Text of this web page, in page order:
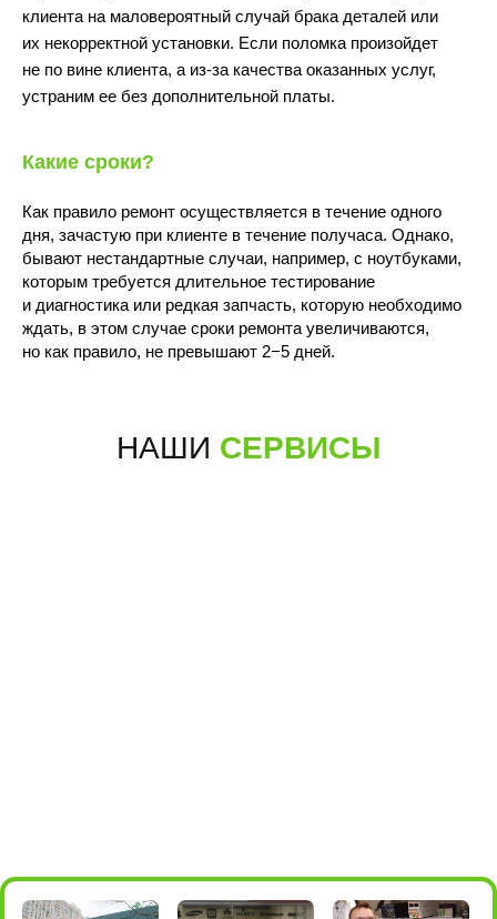
клиента на маловероятный случай брака деталей или
их некорректной установки. Если поломка произойдет
не по вине клиента, а из-за качества оказанных услуг,
устраним ее без дополнительной платы.
Какие сроки?
Как правило ремонт осуществляется в течение одного
дня, зачастую при клиенте в течение получаса. Однако,
бывают нестандартные случаи, например, с ноутбуками,
которым требуется длительное тестирование
и диагностика или редкая запчасть, которую необходимо
ждать, в этом случае сроки ремонта увеличиваются,
но как правило, не превышают 2−5 дней.
НАШИ СЕРВИСЫ
Волжский бульвар, 7
(Перекрёсток)
м.Текстильщики
10:00 - 22:00
+7 (495) 198-05-66 для звонков